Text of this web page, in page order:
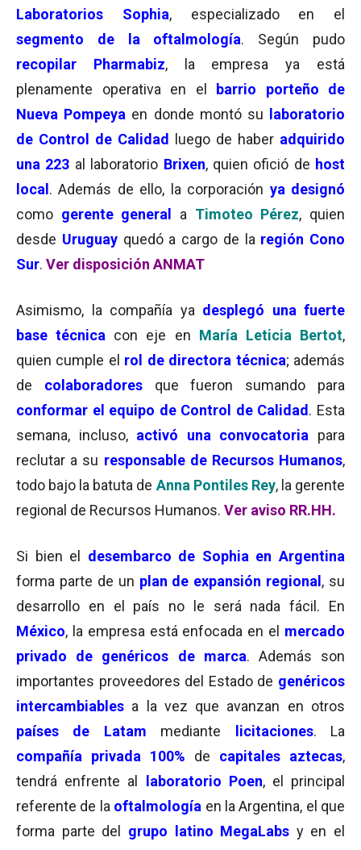
Laboratorios Sophia, especializado en el
segmento de la oftalmología. Según pudo
recopilar Pharmabiz, la empresa ya está
plenamente operativa en el
barrio porteño de
Nueva Pompeya en donde montó su
laboratorio
de Control de Calidad
luego de haber adquirido
una 223 al laboratorio Brixen, quien ofició de host
local . Además de ello, la corporación ya designó
como gerente general a Timoteo Pérez, quien
desde Uruguay quedó a cargo de la región Cono
Sur. Ver disposición ANMAT
Asimismo, la compañía ya desplegó una fuerte
base técnica con eje en María Leticia Bertot,
quien cumple el rol de directora técnica; además
de colaboradores
que fueron sumando para
conformar el equipo de Control de Calidad . Esta
semana, incluso, activó una convocatoria
para
reclutar a su responsable de Recursos Humanos,
todo bajo la batuta de Anna Pontiles Rey, la gerente
regional de Recursos Humanos. Ver aviso RR.HH.
Si bien el desembarco de Sophia en Argentina
forma parte de un plan de expansión regional , su
desarrollo en el país no le será nada fácil. En
México, la empresa está enfocada en el mercado
privado de genéricos de marca. Además son
importantes proveedores del Estado de genéricos
intercambiables a la vez que avanzan en otros
países de Latam mediante licitaciones. La
compañía privada 100% de capitales aztecas,
tendrá enfrente al
laboratorio Poen, el principal
referente de la oftalmología en la Argentina, el que
forma parte del grupo latino MegaLabs y en el